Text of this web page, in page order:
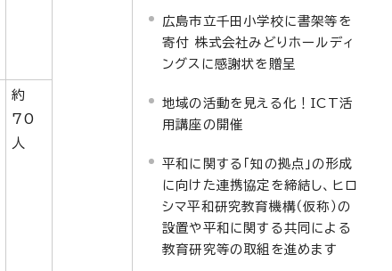
約
70
人
広島市立千田小学校に書架等を
寄付 株式会社みどりホールディ
ングスに感謝状を贈呈
地域の活動を見える化！ICT活
用講座の開催
平和に関する「知の拠点」の形成
に向けた連携協定を締結し、ヒロ
シマ平和研究教育機構（仮称）の
設置や平和に関する共同による
教育研究等の取組を進めます